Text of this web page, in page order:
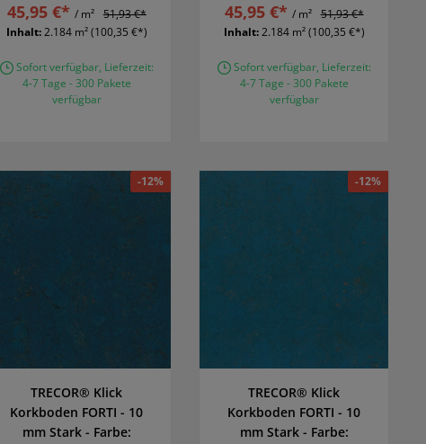
Wirklichkeit
45,95 €* / m² 51,93 €*
Inhalt:2.184 m²(100,35 €*)
Sofort verfügbar, Lieferzeit:
4-7 Tage - 300 Pakete
verfügbar
Wirklichkeit
45,95 €* / m² 51,93 €*
Inhalt:2.184 m²(100,35 €*)
Sofort verfügbar, Lieferzeit:
4-7 Tage - 300 Pakete
verfügbar
-12%
TRECOR® Klick
Korkboden FORTI - 10
mm Stark - Farbe:
-12%
TRECOR® Klick
Korkboden FORTI - 10
mm Stark - Farbe: